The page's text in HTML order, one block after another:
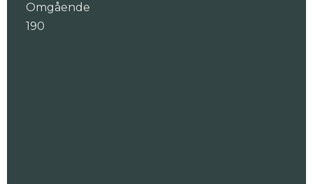
Omgående
190